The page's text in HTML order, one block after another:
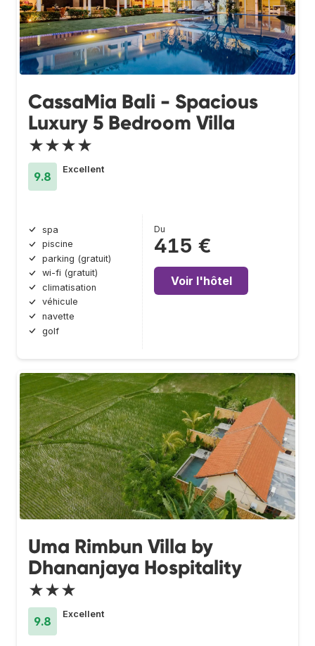
CassaMia Bali - Spacious
Luxury 5 Bedroom Villa
★★★★
9.8
Excellent
spa
piscine
parking (gratuit)
wi-fi (gratuit)
climatisation
véhicule
navette
golf
Du
415 €
Voir l'hôtel
Uma Rimbun Villa by
Dhananjaya Hospitality
★★★
9.8
Excellent